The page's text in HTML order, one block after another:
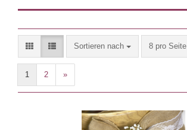
Sortieren nach
Sortieren nach 8 pro Seite
pro Seite
1 2 »